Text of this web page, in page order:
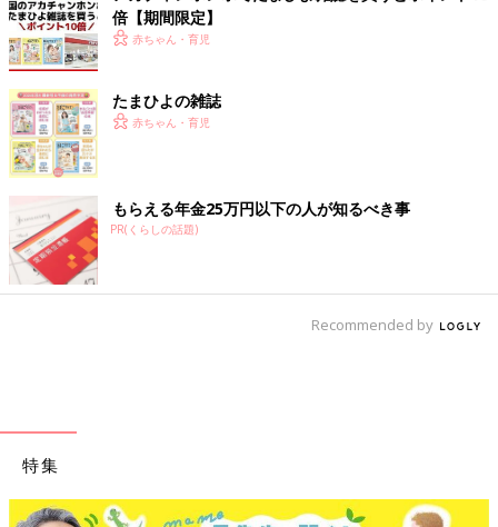
倍【期間限定】
赤ちゃん・育児
たまひよの雑誌
赤ちゃん・育児
もらえる年金25万円以下の人が知るべき事
PR(くらしの話題)
Recommended by
特集